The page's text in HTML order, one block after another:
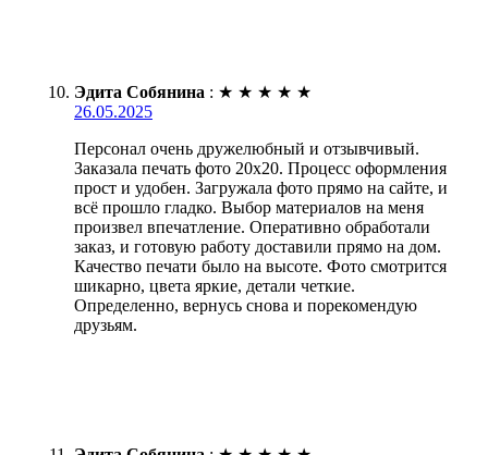
Эдита Собянина : ★ ★ ★ ★ ★
26.05.2025
Персонал очень дружелюбный и отзывчивый.
Заказала печать фото 20х20. Процесс оформления
прост и удобен. Загружала фото прямо на сайте, и
всё прошло гладко. Выбор материалов на меня
произвел впечатление. Оперативно обработали
заказ, и готовую работу доставили прямо на дом.
Качество печати было на высоте. Фото смотрится
шикарно, цвета яркие, детали четкие.
Определенно, вернусь снова и порекомендую
друзьям.